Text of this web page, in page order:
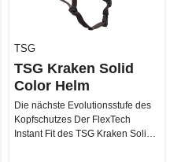
TSG
TSG Kraken Solid
Color Helm
Die nächste Evolutionsstufe des
Kopfschutzes Der FlexTech
Instant Fit des TSG Kraken Solid